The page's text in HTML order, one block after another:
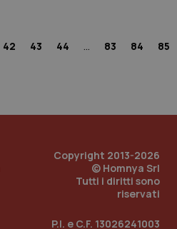
42 43 44 … 83 84 85
Copyright 2013-2026
© Homnya Srl
Tutti i diritti sono
riservati
P.I. e C.F. 13026241003